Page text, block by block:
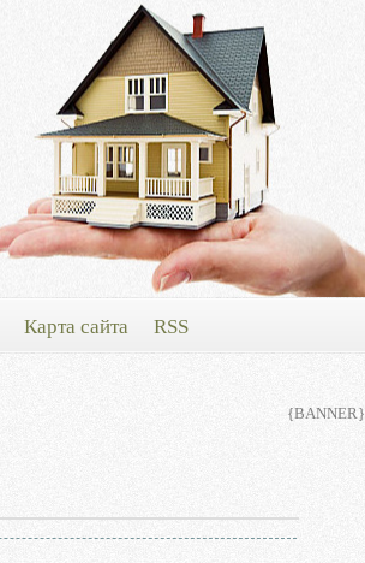
Карта сайта RSS
{BANNER}